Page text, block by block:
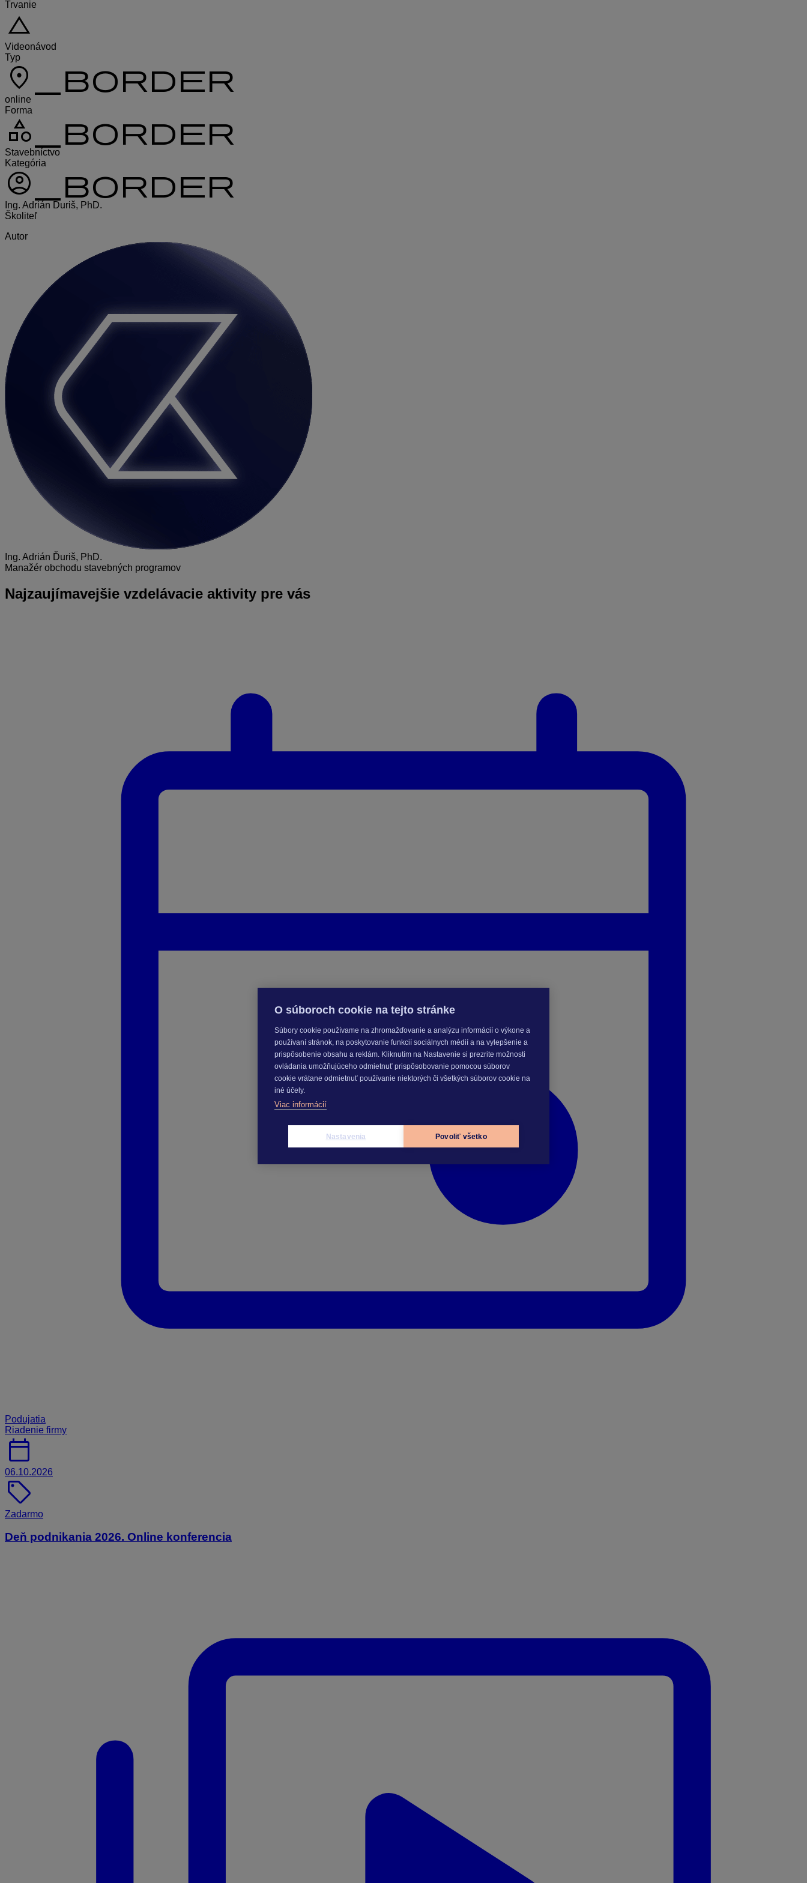
Trvanie
change_history
Videonávod
Typ
location_on_border
online
Forma
category_border
Stavebníctvo
Kategória
account_circle_border
Ing. Adrián Ďuriš, PhD.
Školiteľ
Autor
Ing. Adrián Ďuriš, PhD.
Manažér obchodu stavebných programov
Najzaujímavejšie vzdelávacie aktivity pre vás
Podujatia
Riadenie firmy
calendar_today
06.10.2026
sell
Zadarmo
Deň podnikania 2026. Online konferencia
O súboroch cookie na tejto stránke
Súbory cookie používame na zhromažďovanie a analýzu informácií o výkone a
používaní stránok, na poskytovanie funkcií sociálnych médií a na vylepšenie a
prispôsobenie obsahu a reklám. Kliknutím na Nastavenie si prezrite možnosti
ovládania umožňujúceho odmietnuť prispôsobovanie pomocou súborov
cookie vrátane odmietnuť používanie niektorých či všetkých súborov cookie na
iné účely.
Viac informácií
Nastavenia Povoliť všetko